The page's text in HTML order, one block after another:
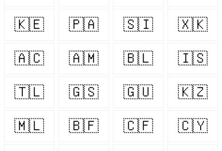
🇰🇪 🇵🇦 🇸🇮 🇽🇰
🇦🇨 🇦🇲 🇧🇱 🇮🇸
🇹🇱 🇬🇸 🇬🇺 🇰🇿
🇲🇱 🇧🇫 🇨🇫 🇨🇾